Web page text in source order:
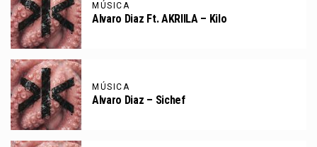
MÚSICA
Alvaro Diaz Ft. AKRIILA – Kilo
MÚSICA
Alvaro Diaz – Sichef